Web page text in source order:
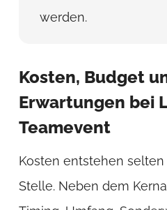
werden.
Kosten, Budget
Erwartungen bei
Teamevent
Kosten entstehen
Stelle. Neben dem